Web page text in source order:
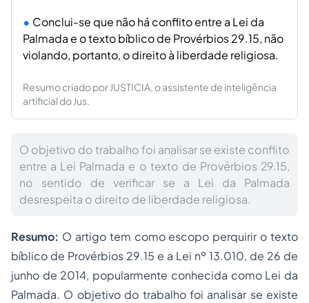
Conclui-se que não há conflito entre a Lei da
Palmada e o texto bíblico de Provérbios 29.15, não
violando, portanto, o direito à liberdade religiosa.
Resumo criado por JUSTICIA, o assistente de inteligência
artificial do Jus.
O objetivo do trabalho foi analisar se existe conflito
entre a Lei Palmada e o texto de Provérbios 29.15,
no sentido de verificar se a Lei da Palmada
desrespeita o direito de liberdade religiosa.
Resumo: O artigo tem como escopo perquirir o texto
bíblico de Provérbios 29.15 e a Lei nº 13.010, de 26 de
junho de 2014, popularmente conhecida como Lei da
Palmada. O objetivo do trabalho foi analisar se existe